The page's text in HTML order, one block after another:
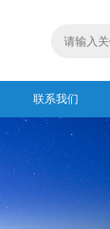
联系我们